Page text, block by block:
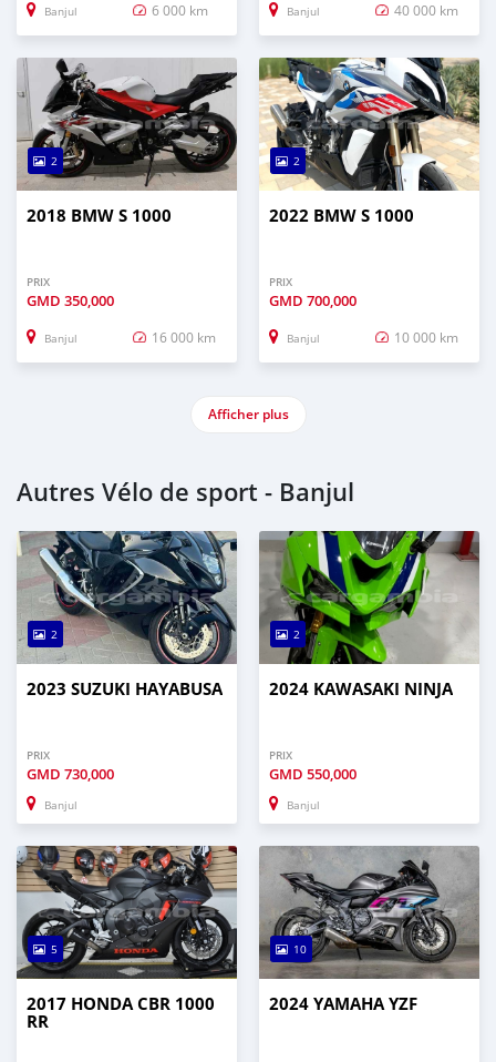
Banjul 6 000 km Banjul 40 000 km
2
2018 BMW S 1000
PRIX
GMD 350,000
Banjul 16 000 km
2
2022 BMW S 1000
PRIX
GMD 700,000
Banjul 10 000 km
Afficher plus
Autres Vélo de sport - Banjul
2
2023 SUZUKI HAYABUSA
PRIX
GMD 730,000
Banjul
2
2024 KAWASAKI NINJA
PRIX
GMD 550,000
Banjul
5
2017 HONDA CBR 1000
RR
10
2024 YAMAHA YZF